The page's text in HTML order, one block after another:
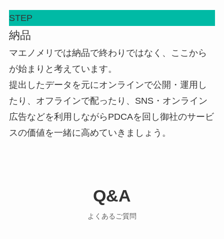
STEP
納品
マエノメリでは納品で終わりではなく、ここから
が始まりと考えています。
提出したデータを元にオンラインで公開・運用し
たり、オフラインで配ったり、SNS・オンライン
広告などを利用しながらPDCAを回し御社のサービ
スの価値を一緒に高めていきましょう。
Q&A
よくあるご質問